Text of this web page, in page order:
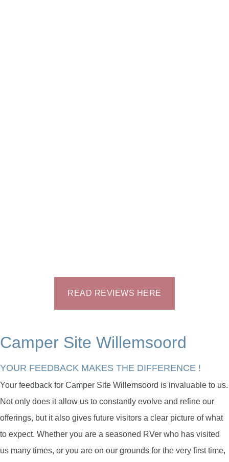
READ REVIEWS HERE
Camper Site Willemsoord
YOUR FEEDBACK MAKES THE DIFFERENCE !
Your feedback for Camper Site Willemsoord is invaluable to us.
Not only does it allow us to constantly evolve and refine our
offerings, but it also gives future visitors a clear picture of what
to expect. Whether you are a seasoned RVer who has visited
us many times, or you are on our grounds for the very first time,